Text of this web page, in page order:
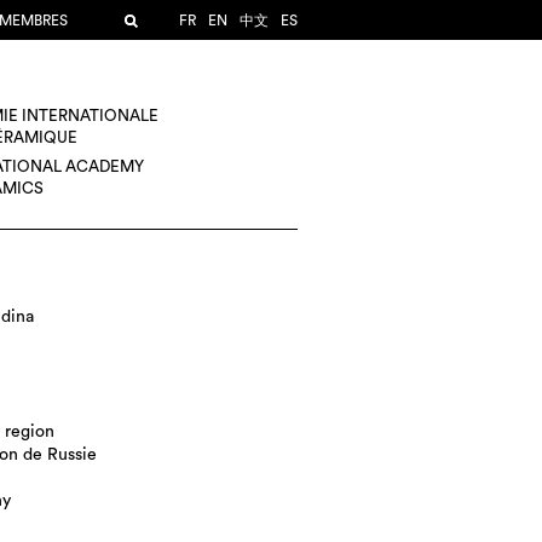
FR EN 中文 ES
INTERNATIONALE
ACADEMY
region
de Russie